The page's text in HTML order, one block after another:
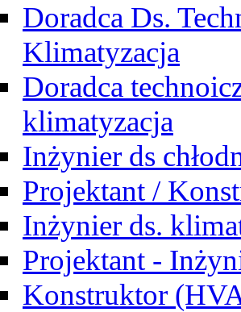
Doradca Ds.
Klimatyzacja
Doradca
klimatyzacja
Inżynier ds
Projektant /
Inżynier ds.
Projektant -
Konstruktor